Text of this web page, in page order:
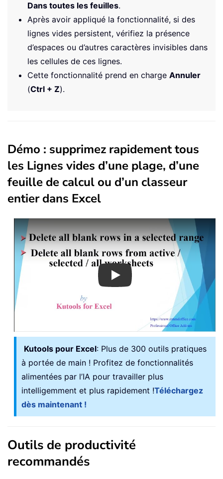
Dans toutes les feuilles.
Après avoir appliqué la fonctionnalité, si des
lignes vides persistent, vérifiez la présence
d’espaces ou d’autres caractères invisibles dans
les cellules de ces lignes.
Cette fonctionnalité prend en charge Annuler
(Ctrl + Z).
Démo : supprimez rapidement tous
les Lignes vides d’une plage, d’une
feuille de calcul ou d’un classeur
entier dans Excel
Play
Kutools pour Excel: Plus de 300 outils pratiques
à portée de main ! Profitez de fonctionnalités
alimentées par l’IA pour travailler plus
intelligemment et plus rapidement !Téléchargez
dès maintenant !
Outils de productivité
recommandés